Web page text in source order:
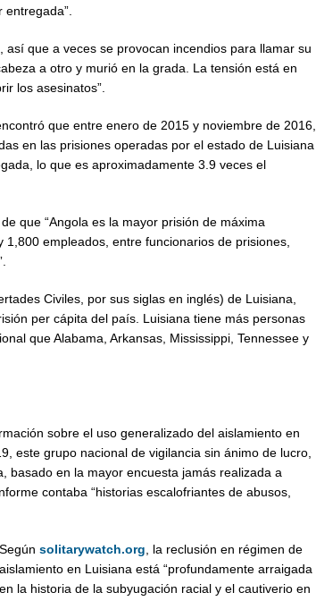
entregada”.
que a veces se provocan incendios para llamar su
a otro y murió en la grada. La tensión está en
los asesinatos”.
que entre enero de 2015 y noviembre de 2016,
en las prisiones operadas por el estado de Luisiana
lo que es aproximadamente 3.9 veces el
que “Angola es la mayor prisión de máxima
empleados, entre funcionarios de prisiones,
Civiles, por sus siglas en inglés) de Luisiana,
per cápita del país. Luisiana tiene más personas
que Alabama, Arkansas, Mississippi, Tennessee y
sobre el uso generalizado del aislamiento en
este grupo nacional de vigilancia sin ánimo de lucro,
basado en la mayor encuesta jamás realizada a
contaba “historias escalofriantes de abusos,
Según solitarywatch.org, la reclusión en régimen de
aislamiento en Luisiana está “profundamente arraigada
en la historia de la subyugación racial y el cautiverio en